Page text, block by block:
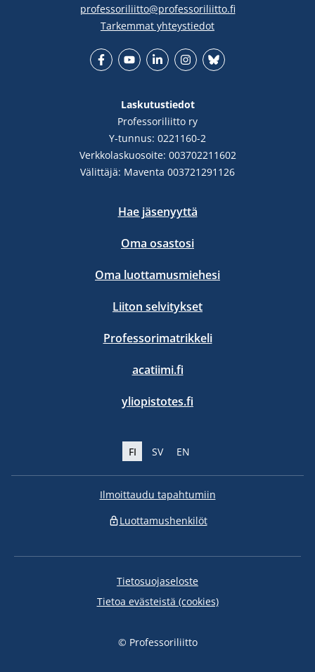
professoriliitto@professoriliitto.fi
Tarkemmat yhteystiedot
Laskutustiedot
Professoriliitto ry
Y-tunnus: 0221160-2
Verkkolaskuosoite: 003702211602
Välittäjä: Maventa 003721291126
Hae jäsenyyttä
Oma osastosi
Oma luottamusmiehesi
Liiton selvitykset
Professorimatrikkeli
acatiimi.fi
yliopistotes.fi
FI SV EN
Ilmoittaudu tapahtumiin
Luottamushenkilöt
© Professoriliitto
Tietosuojaseloste
Tietoa evästeistä (cookies)